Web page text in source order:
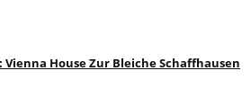
Vienna House Zur Bleiche Schaffhausen